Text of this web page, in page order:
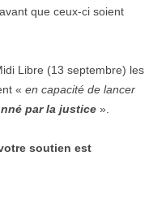
que ceux-ci soient
Libre (13 septembre) les
« en capacité de lancer
par la justice ».
soutien est